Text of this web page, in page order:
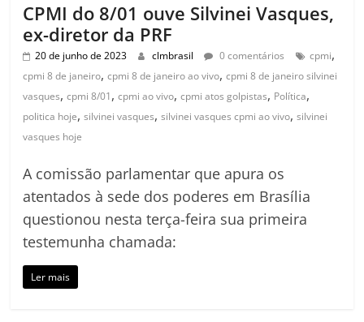
CPMI do 8/01 ouve Silvinei Vasques,
ex-diretor da PRF
20 de junho de 2023 clmbrasil 0 comentários cpmi,
cpmi 8 de janeiro,cpmi 8 de janeiro ao vivo,cpmi 8 de janeiro silvinei
vasques,cpmi 8/01,cpmi ao vivo,cpmi atos golpistas, Política,
politica hoje,silvinei vasques,silvinei vasques cpmi ao vivo,silvinei
vasques hoje
A comissão parlamentar que apura os
atentados à sede dos poderes em Brasília
questionou nesta terça-feira sua primeira
testemunha chamada:
Ler mais